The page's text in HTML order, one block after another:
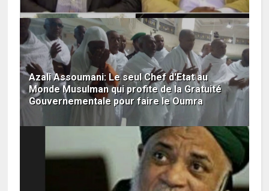
Azali Assoumani: Le seul Chef d'Etat au
Monde Musulman qui profite de la Gratuité
Gouvernementale pour faire le Oumra